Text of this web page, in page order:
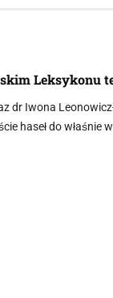
Leksykonu
dr Iwona
haseł do właśnie